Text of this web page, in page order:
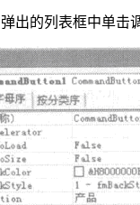
出的列表框中单